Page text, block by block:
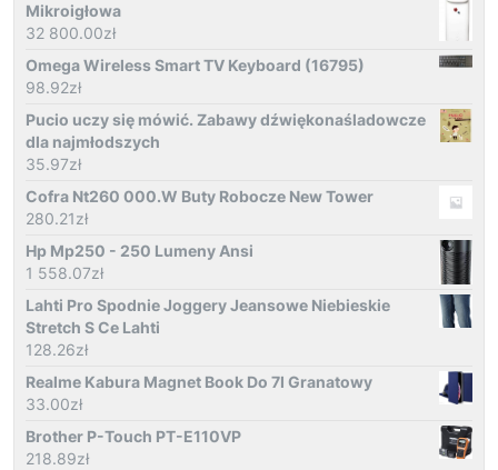
Mikroigłowa
32 800.00zł
Omega Wireless Smart TV Keyboard (16795)
98.92zł
Pucio uczy się mówić. Zabawy dźwiękonaśladowcze
dla najmłodszych
35.97zł
Cofra Nt260 000.W Buty Robocze New Tower
280.21zł
Hp Mp250 - 250 Lumeny Ansi
1 558.07zł
Lahti Pro Spodnie Joggery Jeansowe Niebieskie
Stretch S Ce Lahti
128.26zł
Realme Kabura Magnet Book Do 7I Granatowy
33.00zł
Brother P-Touch PT-E110VP
218.89zł